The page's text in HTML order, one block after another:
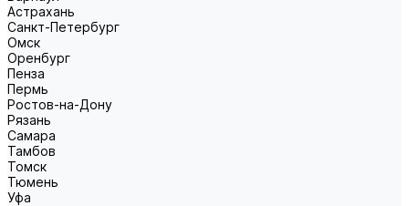
Астрахань
Санкт-Петербург
Омск
Оренбург
Пенза
Пермь
Ростов-на-Дону
Рязань
Самара
Тамбов
Томск
Тюмень
Уфа